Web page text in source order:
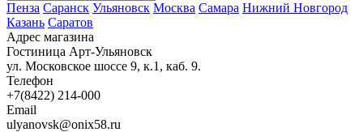
Пенза Саранск Ульяновск Москва Самара Нижний Новгород
Казань Саратов
Адрес магазина
Гостиница Арт-Ульяновск
ул. Московское шоссе 9, к.1, каб. 9.
Телефон
+7(8422) 214-000
Email
ulyanovsk@onix58.ru